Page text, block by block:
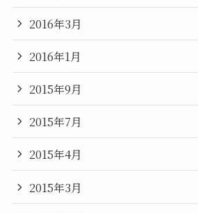
2016年3月
2016年1月
2015年9月
2015年7月
2015年4月
2015年3月